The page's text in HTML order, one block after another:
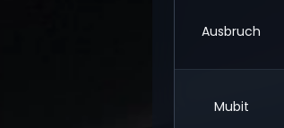
Ausbruch
Mubit